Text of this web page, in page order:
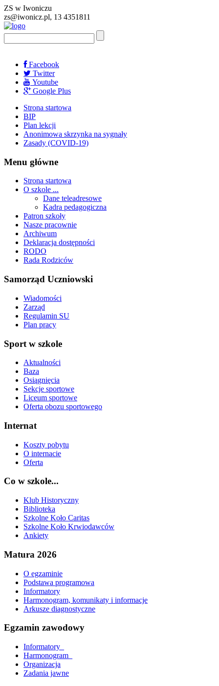
ZS w Iwoniczu
zs@iwonicz.pl, 13 4351811
Facebook
Twitter
Youtube
Google Plus
Strona startowa
BIP
Plan lekcji
Anonimowa skrzynka na sygnały
Zasady (COVID-19)
Menu główne
Strona startowa
O szkole ...
Dane teleadresowe
Kadra pedagogiczna
Patron szkoły
Nasze pracownie
Archiwum
Deklaracja dostępności
RODO
Rada Rodziców
Samorząd Uczniowski
Wiadomości
Zarząd
Regulamin SU
Plan pracy
Sport w szkole
Aktualności
Baza
Osiągnięcia
Sekcje sportowe
Liceum sportowe
Oferta obozu sportowego
Internat
Koszty pobytu
O internacie
Oferta
Co w szkole...
Klub Historyczny
Biblioteka
Szkolne Koło Caritas
Szkolne Koło Krwiodawców
Ankiety
Matura 2026
O egzaminie
Podstawa programowa
Informatory
Harmonogram, komunikaty i informacje
Arkusze diagnostyczne
Egzamin zawodowy
Informatory_
Harmonogram_
Organizacja
Zadania jawne